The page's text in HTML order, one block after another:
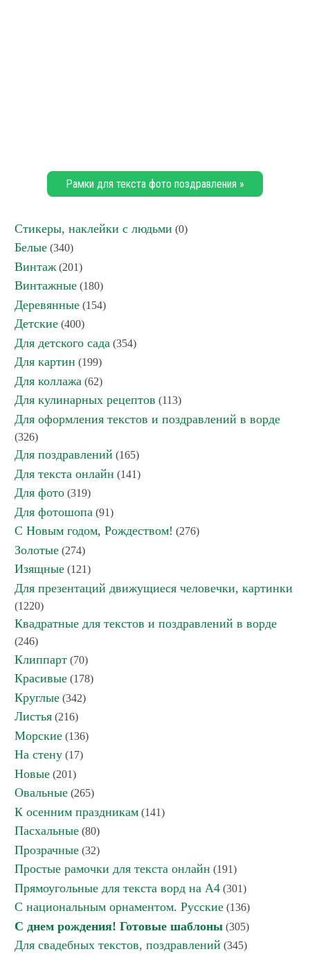
Рамки для текста фото поздравления »
Стикеры, наклейки с людьми (0)
Белые (340)
Винтаж (201)
Винтажные (180)
Деревянные (154)
Детские (400)
Для детского сада (354)
Для картин (199)
Для коллажа (62)
Для кулинарных рецептов (113)
Для оформления текстов и поздравлений в ворде
(326)
Для поздравлений (165)
Для текста онлайн (141)
Для фото (319)
Для фотошопа (91)
С Новым годом, Рождеством! (276)
Золотые (274)
Изящные (121)
Для презентаций движущиеся человечки, картинки
(1220)
Квадратные для текстов и поздравлений в ворде
(246)
Клиппарт (70)
Красивые (178)
Круглые (342)
Листья (216)
Морские (136)
На стену (17)
Новые (201)
Овальные (265)
К осенним праздникам (141)
Пасхальные (80)
Прозрачные (32)
Простые рамочки для текста онлайн (191)
Прямоугольные для текста ворд на А4 (301)
С национальным орнаментом. Русские (136)
С днем рождения! Готовые шаблоны (305)
Для свадебных текстов, поздравлений (345)